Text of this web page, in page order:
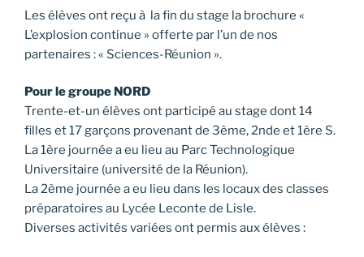
Les élèves ont reçu à la fin du stage la brochure «
L’explosion continue » offerte par l’un de nos
partenaires : « Sciences-Réunion ».
Pour le groupe NORD
Trente-et-un élèves ont participé au stage dont 14
filles et 17 garçons provenant de 3ème, 2nde et 1ère S.
La 1ère journée a eu lieu au Parc Technologique
Universitaire (université de la Réunion).
La 2ème journée a eu lieu dans les locaux des classes
préparatoires au Lycée Leconte de Lisle.
Diverses activités variées ont permis aux élèves :